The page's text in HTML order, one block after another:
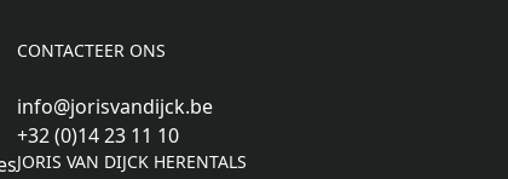
CONTACTEER ONS
info@jorisvandijck.be
+32 (0)14 23 11 10
JORIS VAN DIJCK HERENTALS